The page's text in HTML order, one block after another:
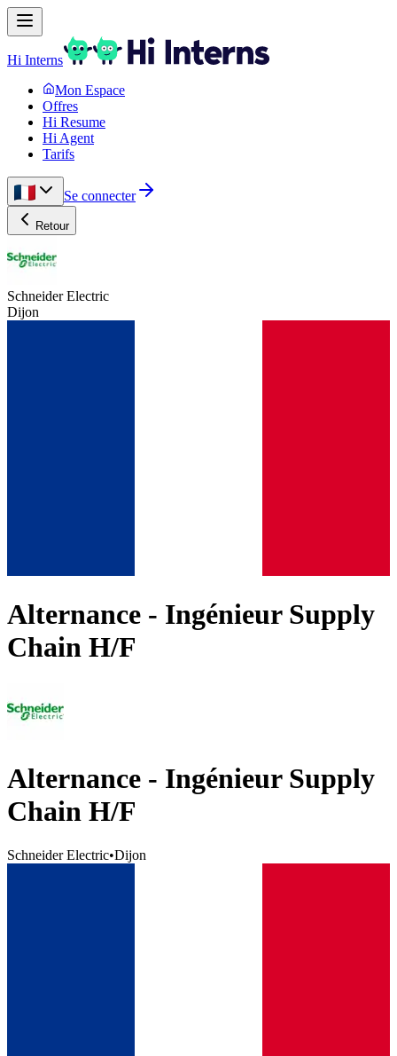
Hi Interns
Mon Espace
Offres
Hi Resume
Hi Agent
Tarifs
Se connecter
Retour
Schneider Electric
Dijon
Alternance - Ingénieur Supply
Chain H/F
Alternance - Ingénieur Supply
Chain H/F
Schneider Electric•Dijon